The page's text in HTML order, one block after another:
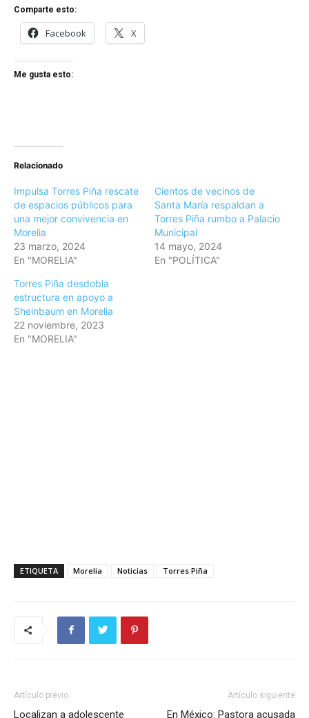
Comparte esto:
Facebook X
Me gusta esto:
Relacionado
Impulsa Torres Piña rescate
de espacios públicos para
una mejor convivencia en
Morelia
23 marzo, 2024
En "MORELIA"
Cientos de vecinos de
Santa María respaldan a
Torres Piña rumbo a Palacio
Municipal
14 mayo, 2024
En "POLÍTICA"
Torres Piña desdobla
estructura en apoyo a
Sheinbaum en Morelia
22 noviembre, 2023
En "MORELIA"
ETIQUETA Morelia Noticias Torres Piña
Artículo previo
Localizan a adolescente
Artículo siguiente
En México: Pastora acusada